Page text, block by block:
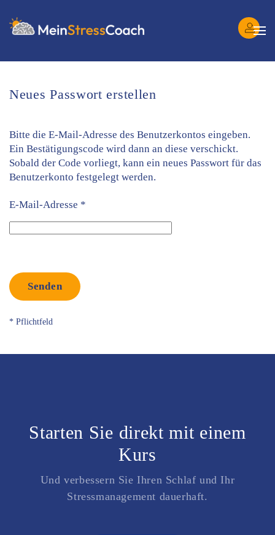
Skip to main content
Login
Neues Passwort erstellen
Bitte die E-Mail-Adresse des Benutzerkontos eingeben.
Ein Bestätigungscode wird dann an diese verschickt.
Sobald der Code vorliegt, kann ein neues Passwort für das
Benutzerkonto festgelegt werden.
E-Mail-Adresse *
Senden
* Pflichtfeld
Starten Sie direkt mit einem
Kurs
Und verbessern Sie Ihren Schlaf und Ihr
Stressmanagement dauerhaft.